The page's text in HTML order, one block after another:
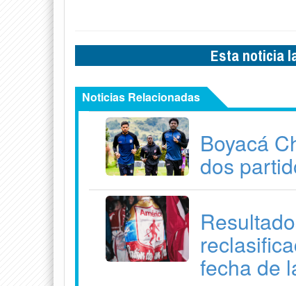
Esta noticia
Noticias Relacionadas
Boyacá
dos
fecha de